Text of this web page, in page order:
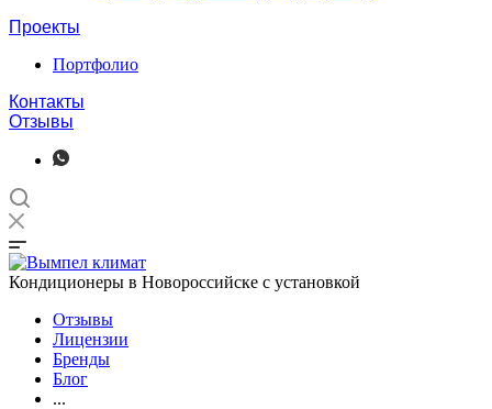
Проекты
Портфолио
Контакты
Отзывы
Кондиционеры в Новороссийске с установкой
Отзывы
Лицензии
Бренды
Блог
...